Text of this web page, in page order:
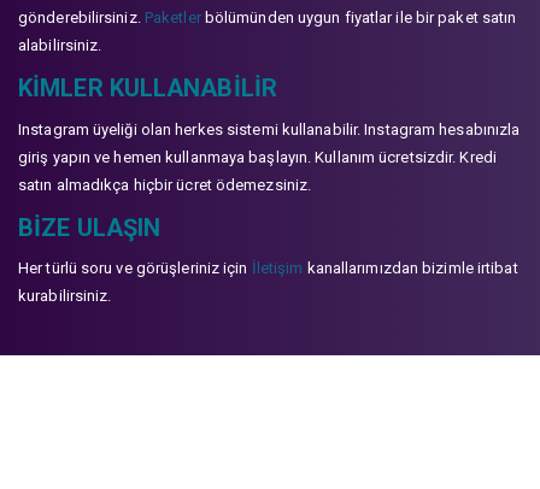
gönderebilirsiniz. Paketlerbölümünden uygun fiyatlar ile bir paket satın
alabilirsiniz.
KIMLER KULLANABILIR
Instagram üyeliği olan herkes sistemi kullanabilir. Instagram hesabınızla
giriş yapın ve hemen kullanmaya başlayın. Kullanım ücretsizdir. Kredi
satın almadıkça hiçbir ücret ödemezsiniz.
BIZE ULAŞIN
Her türlü soru ve görüşleriniz için İletişim kanallarımızdan bizimle irtibat
kurabilirsiniz.